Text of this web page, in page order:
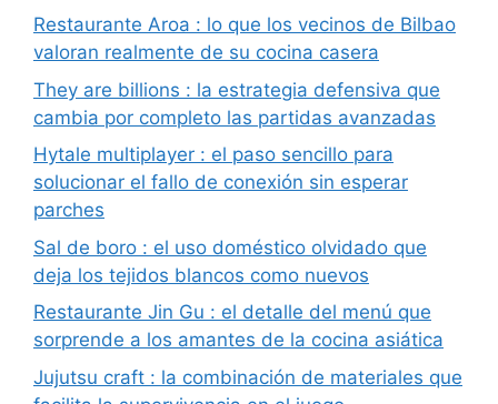
Restaurante Aroa : lo que los vecinos de Bilbao
valoran realmente de su cocina casera
They are billions : la estrategia defensiva que
cambia por completo las partidas avanzadas
Hytale multiplayer : el paso sencillo para
solucionar el fallo de conexión sin esperar
parches
Sal de boro : el uso doméstico olvidado que
deja los tejidos blancos como nuevos
Restaurante Jin Gu : el detalle del menú que
sorprende a los amantes de la cocina asiática
Jujutsu craft : la combinación de materiales que